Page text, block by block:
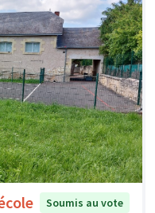
Soumis au vote